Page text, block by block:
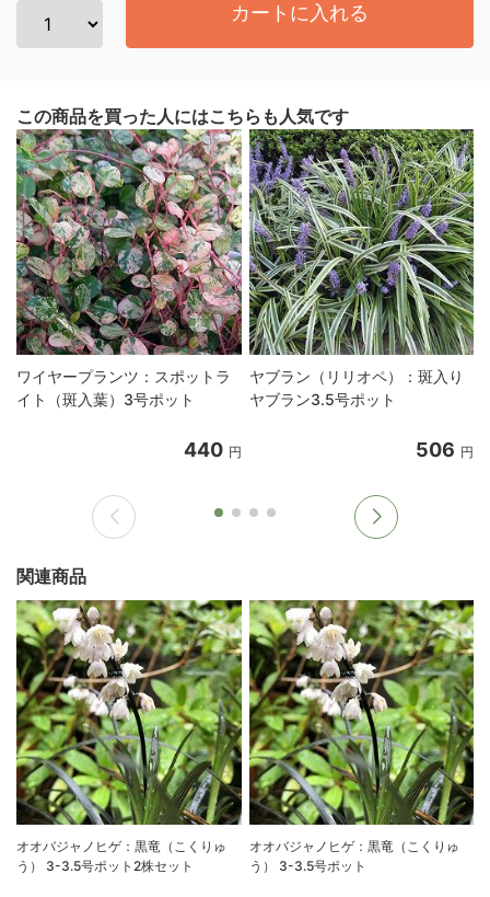
カートに入れる
この商品を買った人にはこちらも人気です
ワイヤープランツ：スポットラ
イト（斑入葉）3号ポット
440 円
ヤブラン（リリオペ）：斑入り
ヤブラン3.5号ポット
506 円
関連商品
オオバジャノヒゲ：黒竜（こくりゅ
う） 3-3.5号ポット2株セット
オオバジャノヒゲ：黒竜（こくりゅ
う） 3-3.5号ポット